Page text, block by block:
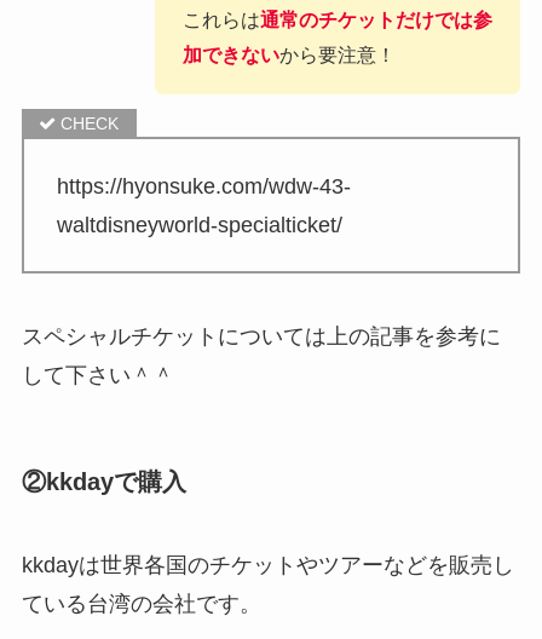
これらは通常のチケットだけでは参
加できないから要注意！
https://hyonsuke.com/wdw-43-
waltdisneyworld-specialticket/
スペシャルチケットについては上の記事を参考に
して下さい＾＾
②kkdayで購入
kkdayは世界各国のチケットやツアーなどを販売し
ている台湾の会社です。